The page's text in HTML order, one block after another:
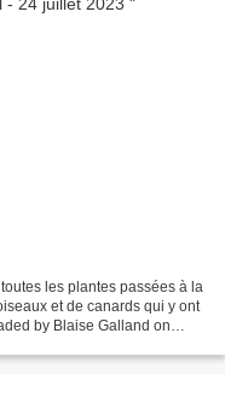
les plantes passées à la
et de canards qui y ont
by Blaise Galland on